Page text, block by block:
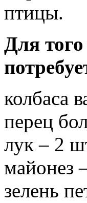
птицы.
Для
колбаса
перец
лук – 2
майонез
зелень